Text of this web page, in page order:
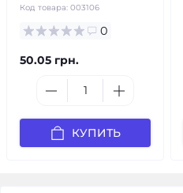
Код товара: 003106
0
50.05 грн.
КУПИТЬ